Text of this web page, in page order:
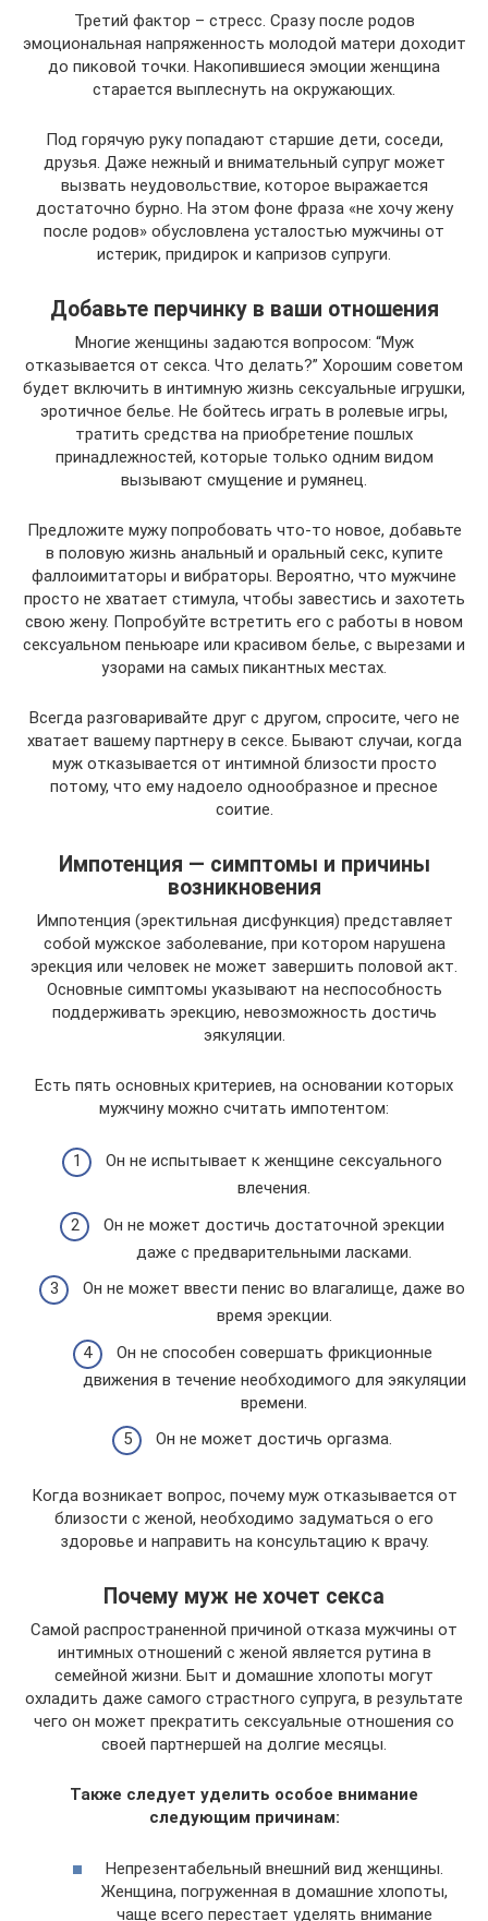
Третий фактор – стресс. Сразу после родов
эмоциональная напряженность молодой матери доходит
до пиковой точки. Накопившиеся эмоции женщина
старается выплеснуть на окружающих.
Под горячую руку попадают старшие дети, соседи,
друзья. Даже нежный и внимательный супруг может
вызвать неудовольствие, которое выражается
достаточно бурно. На этом фоне фраза «не хочу жену
после родов» обусловлена усталостью мужчины от
истерик, придирок и капризов супруги.
Добавьте перчинку в ваши отношения
Многие женщины задаются вопросом: “Муж
отказывается от секса. Что делать?” Хорошим советом
будет включить в интимную жизнь сексуальные игрушки,
эротичное белье. Не бойтесь играть в ролевые игры,
тратить средства на приобретение пошлых
принадлежностей, которые только одним видом
вызывают смущение и румянец.
Предложите мужу попробовать что-то новое, добавьте
в половую жизнь анальный и оральный секс, купите
фаллоимитаторы и вибраторы. Вероятно, что мужчине
просто не хватает стимула, чтобы завестись и захотеть
свою жену. Попробуйте встретить его с работы в новом
сексуальном пеньюаре или красивом белье, с вырезами и
узорами на самых пикантных местах.
Всегда разговаривайте друг с другом, спросите, чего не
хватает вашему партнеру в сексе. Бывают случаи, когда
муж отказывается от интимной близости просто
потому, что ему надоело однообразное и пресное
соитие.
Импотенция — симптомы и причины
возникновения
Импотенция (эректильная дисфункция) представляет
собой мужское заболевание, при котором нарушена
эрекция или человек не может завершить половой акт.
Основные симптомы указывают на неспособность
поддерживать эрекцию, невозможность достичь
эякуляции.
Есть пять основных критериев, на основании которых
мужчину можно считать импотентом:
Он не испытывает к женщине сексуального
влечения.
Он не может достичь достаточной эрекции
даже с предварительными ласками.
Он не может ввести пенис во влагалище, даже во
время эрекции.
Он не способен совершать фрикционные
движения в течение необходимого для эякуляции
времени.
Он не может достичь оргазма.
Когда возникает вопрос, почему муж отказывается от
близости с женой, необходимо задуматься о его
здоровье и направить на консультацию к врачу.
Почему муж не хочет секса
Самой распространенной причиной отказа мужчины от
интимных отношений с женой является рутина в
семейной жизни. Быт и домашние хлопоты могут
охладить даже самого страстного супруга, в результате
чего он может прекратить сексуальные отношения со
своей партнершей на долгие месяцы.
Также следует уделить особое внимание
следующим причинам:
Непрезентабельный внешний вид женщины.
Женщина, погруженная в домашние хлопоты,
чаще всего перестает уделять внимание